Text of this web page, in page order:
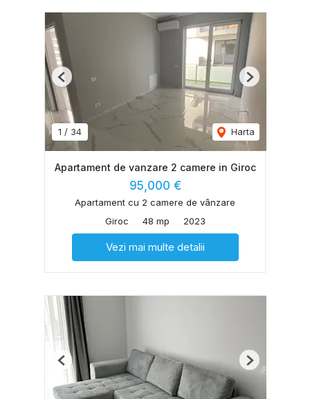
1 / 34 Harta
Previous Next
Apartament de vanzare 2 camere in Giroc
95,000 €
Apartament cu 2 camere de vânzare
Giroc
48 mp 2023
Vezi mai multe detalii
Previous Next